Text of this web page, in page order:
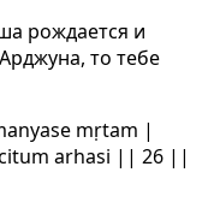
рождается и
то тебе
mṛtam |
arhasi || 26 ||